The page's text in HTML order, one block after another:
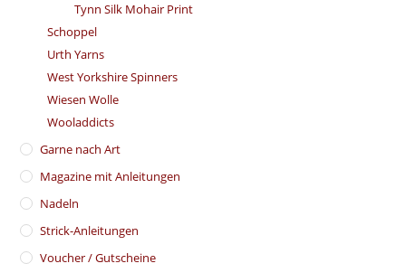
Tynn Silk Mohair Print
Schoppel
Urth Yarns
West Yorkshire Spinners
Wiesen Wolle
Wooladdicts
Garne nach Art
Magazine mit Anleitungen
Nadeln
Strick-Anleitungen
Voucher / Gutscheine